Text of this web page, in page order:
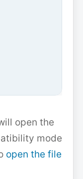
open the
mode
open the file